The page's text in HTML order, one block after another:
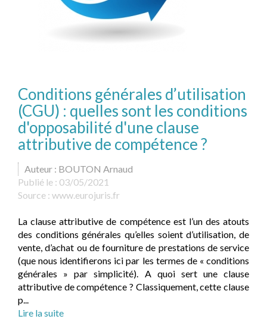
Conditions générales d’utilisation
(CGU) : quelles sont les conditions
d'opposabilité d'une clause
attributive de compétence ?
Auteur : BOUTON Arnaud
Publié le : 03/05/2021
Source : www.eurojuris.fr
La clause attributive de compétence est l’un des atouts
des conditions générales qu’elles soient d’utilisation, de
vente, d’achat ou de fourniture de prestations de service
(que nous identifierons ici par les termes de « conditions
générales » par simplicité). A quoi sert une clause
attributive de compétence ? Classiquement, cette clause
p...
Lire la suite